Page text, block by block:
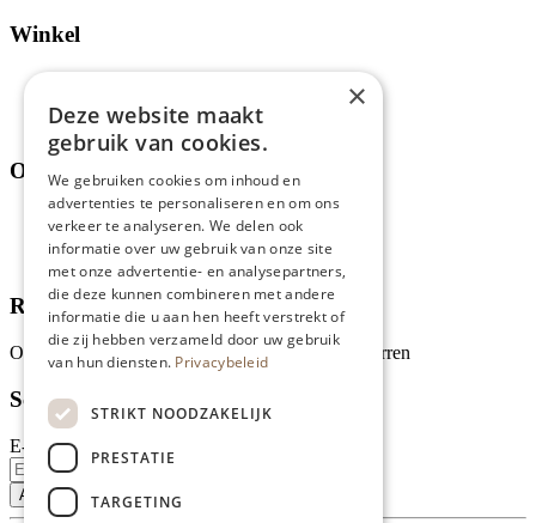
Winkel
Assortiment
Thema's
Over ons
Wie zijn wij?
Recepten
Tips
Recensies
Onze klanten waarderen ons met 4.9 van de 5 sterren
Schrijf je in voor onze nieuwsbrief
E-mailadres
×
Deze website maakt
gebruik van cookies.
We gebruiken cookies om inhoud en
advertenties te personaliseren en om ons
verkeer te analyseren. We delen ook
informatie over uw gebruik van onze site
met onze advertentie- en analysepartners,
die deze kunnen combineren met andere
informatie die u aan hen heeft verstrekt of
die zij hebben verzameld door uw gebruik
van hun diensten. Privacybeleid
STRIKT NOODZAKELIJK
PRESTATIE
TARGETING